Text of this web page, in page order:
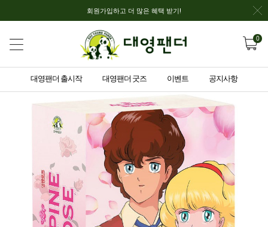
회원가입하고 더 많은 혜택 받기!
0
대영팬더 출시작 대영팬더 굿즈 이벤트 공지사항